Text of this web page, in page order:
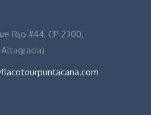
Rijo #44, CP 2300,